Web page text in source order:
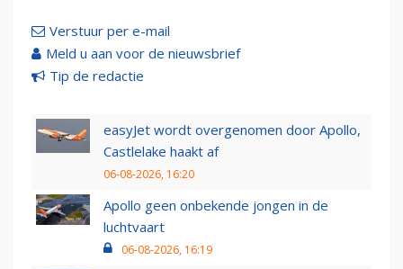
Verstuur per e-mail
Meld u aan voor de nieuwsbrief
Tip de redactie
easyJet wordt overgenomen door Apollo,
Castlelake haakt af
06-08-2026, 16:20
Apollo geen onbekende jongen in de
luchtvaart
06-08-2026, 16:19